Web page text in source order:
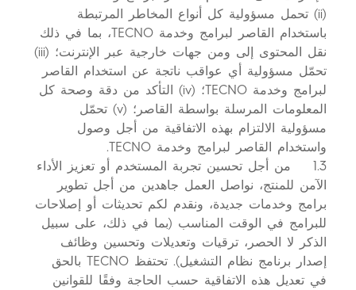
(ii) تحمل مسؤولية كل أنواع المخاطر المرتبطة
باستخدام القاصر لبرامج وخدمة TECNO، بما في ذلك
نقل المحتوى إلى ومن جهات خارجية عبر الإنترنت؛ (iii)
تحمّل مسؤولية أي عواقب ناتجة عن استخدام القاصر
لبرامج وخدمة TECNO؛ (iv) التأكد من دقة وصحة كل
المعلومات المرسلة بواسطة القاصر؛ (v) تحمّل
مسؤولية الالتزام بهذه الاتفاقية من أجل وصول
واستخدام القاصر لبرامج وخدمة TECNO.
1.3 من أجل تحسين تجربة المستخدم أو تعزيز الأداء
الآمن للمنتج، نواصل العمل جاهدين من أجل تطوير
برامج وخدمات جديدة، ونقدم لكم تحديثات أو إصلاحات
للبرامج في الوقت المناسب (بما في ذلك، على سبيل
الذكر لا الحصر، ترقيات وتعديلات وتحسين وظائف
إصدار برنامج نظام التشغيل). تحتفظ TECNO بالحق
في تعديل هذه الاتفاقية حسب الحاجة وفقًا للقوانين